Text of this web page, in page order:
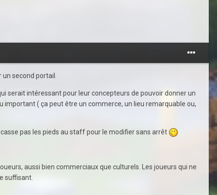
second portail.
serait intéressant pour leur concepteurs de pouvoir donner un
( ça peut être un commerce, un lieu remarquable ou,
pas les pieds au staff pour le modifier sans arrêt
aussi bien commerciaux que culturels. Les joueurs qui ne
suffisant.